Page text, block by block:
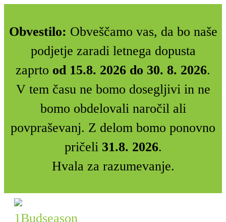
Obvestilo: Obveščamo vas, da bo naše
podjetje zaradi letnega dopusta
zaprto od 15.8. 2026 do 30. 8. 2026.
V tem času ne bomo dosegljivi in ne
bomo obdelovali naročil ali
povpraševanj. Z delom bomo ponovno
pričeli 31.8. 2026.
Hvala za razumevanje.